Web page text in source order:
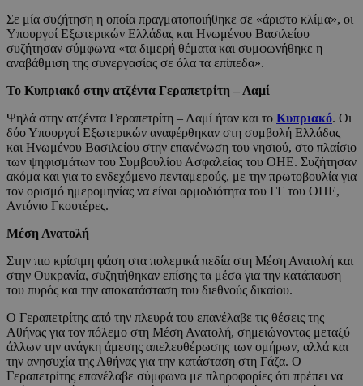
Σε μία συζήτηση η οποία πραγματοποιήθηκε σε «άριστο κλίμα», οι
Υπουργοί Εξωτερικών Ελλάδας και Ηνωμένου Βασιλείου
συζήτησαν σύμφωνα «τα διμερή θέματα και συμφωνήθηκε η
αναβάθμιση της συνεργασίας σε όλα τα επίπεδα».
Το Κυπριακό στην ατζέντα Γεραπετρίτη – Λαμί
Ψηλά στην ατζέντα Γεραπετρίτη – Λαμί ήταν και το Κυπριακό. Οι
δύο Υπουργοί Εξωτερικών αναφέρθηκαν στη συμβολή Ελλάδας
και Ηνωμένου Βασιλείου στην επανένωση του νησιού, στο πλαίσιο
των ψηφισμάτων του Συμβουλίου Ασφαλείας του ΟΗΕ. Συζήτησαν
ακόμα και για το ενδεχόμενο πενταμερούς, με την πρωτοβουλία για
τον ορισμό ημερομηνίας να είναι αρμοδιότητα του ΓΓ του ΟΗΕ,
Αντόνιο Γκουτέρες.
Μέση Ανατολή
Στην πιο κρίσιμη φάση στα πολεμικά πεδία στη Μέση Ανατολή και
στην Ουκρανία, συζητήθηκαν επίσης τα μέσα για την κατάπαυση
του πυρός και την αποκατάσταση του διεθνούς δικαίου.
Ο Γεραπετρίτης από την πλευρά του επανέλαβε τις θέσεις της
Αθήνας για τον πόλεμο στη Μέση Ανατολή, σημειώνοντας μεταξύ
άλλων την ανάγκη άμεσης απελευθέρωσης των ομήρων, αλλά και
την ανησυχία της Αθήνας για την κατάσταση στη Γάζα. Ο
Γεραπετρίτης επανέλαβε σύμφωνα με πληροφορίες ότι πρέπει να